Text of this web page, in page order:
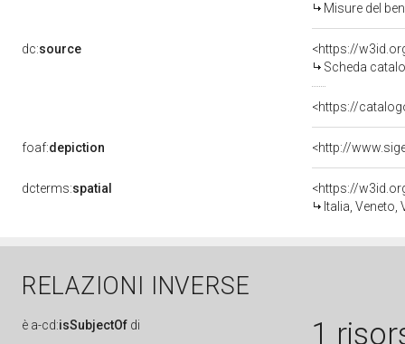
Misure del
dc:source
<https://
Scheda
<https://
foaf:depiction
dcterms:spatial
<https://
Italia, Veneto,
RELAZIONI INVERSE
è a-cd:isSubjectOf di 1